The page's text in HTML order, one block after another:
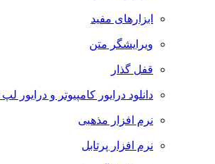
ابزارهای مفید
ویرایشگر متن
قفل گذار
دانلود درایور کامپیوتر و درایور
نرم افزار مذهبی
نرم افزار پرتابل